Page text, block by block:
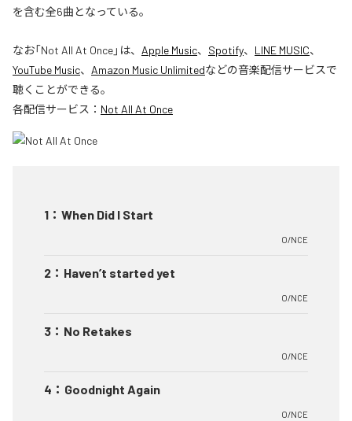
を含む全6曲となっている。
なお「Not All At Once」は、 Apple Music、 Spotify、 LINE MUSIC、
YouTube Music、 Amazon Music Unlimitedなどの音楽配信サービスで
聴くことができる。
各配信サービス： Not All At Once
1 ： When Did I Start
O/NCE
2 ： Haven’t started yet
O/NCE
3 ： No Retakes
O/NCE
4 ： Goodnight Again
O/NCE